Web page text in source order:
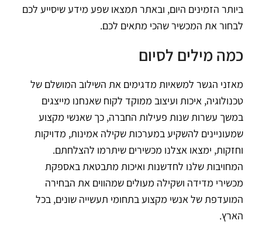
ביותר הזמינים היום, ובאתר תמצאו שפע מידע שיסייע לכם
לבחור את המכשיר שהכי מתאים לכם.
כמה מילים לסיום
מאזני הגשר למשאיות מדגימים את השילוב המושלם של
טכנולוגיה, איכות ועיצוב ממוקד לקוח שאנחנו מייצגים
במשך עשרות שנות פעילות החברה, כך שאנשי מקצוע
שמעוניינים להשקיע במערכות שקילה אמינות, מדויקות
וחזקות, ימצאו אצלנו מכשירים שיתרמו להצלחתם.
המחויבות שלנו לחדשנות ואיכות מתבטאת באספקת
מכשירי מדידה ושקילה מעולים שמהווים את הבחירה
המועדפת של אנשי מקצוע בתחומי תעשייה שונים, בכל
הארץ.